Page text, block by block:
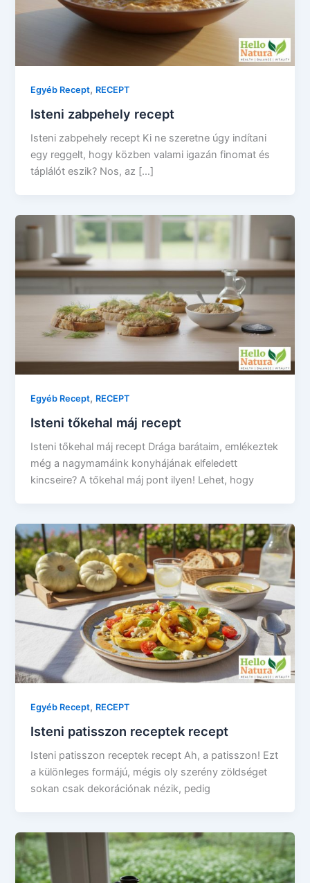
Egyéb Recept, RECEPT
Isteni zabpehely recept
Isteni zabpehely recept Ki ne szeretne úgy indítani
egy reggelt, hogy közben valami igazán finomat és
táplálót eszik? Nos, az […]
Egyéb Recept, RECEPT
Isteni tőkehal máj recept
Isteni tőkehal máj recept Drága barátaim, emlékeztek
még a nagymamáink konyhájának elfeledett
kincseire? A tőkehal máj pont ilyen! Lehet, hogy
Egyéb Recept, RECEPT
Isteni patisszon receptek recept
Isteni patisszon receptek recept Ah, a patisszon! Ezt
a különleges formájú, mégis oly szerény zöldséget
sokan csak dekorációnak nézik, pedig